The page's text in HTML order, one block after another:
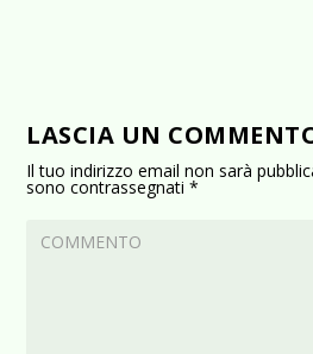
LASCIA UN
Il tuo indirizzo email non sarà
sono contrassegnati*